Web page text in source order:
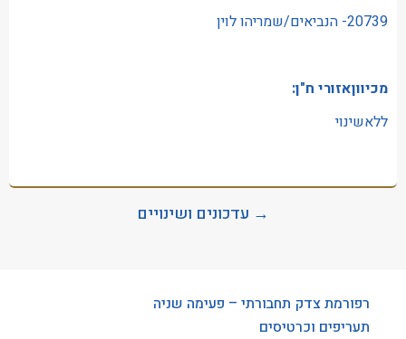
20739- הנביאים/שמריהו לוין
מכיווןאזורי ח"ן:
ללאשינוי
→ עדכונים ושינויים
רפורמת צדק תחבורתי – פעימה שניה
תעריפים וכרטיסים